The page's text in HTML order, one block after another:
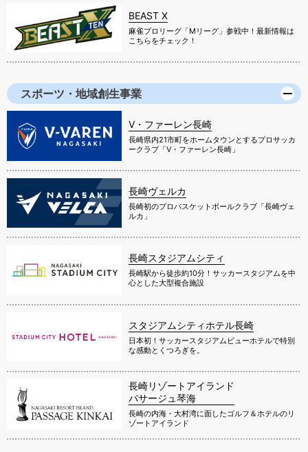
BEAST X
麻雀プロリーグ「Mリーグ」参戦中！最新情報は
こちらをチェック！
スポーツ・地域創生事業
V・ファーレン長崎
長崎県内21市町をホームタウンとするプロサッカ
ークラブ「V・ファーレン長崎」
長崎ヴェルカ
長崎初のプロバスケットボールクラブ「長崎ヴェ
ルカ」
長崎スタジアムシティ
長崎駅から徒歩約10分！サッカースタジアムを中
心とした大型複合施設
スタジアムシティホテル長崎
日本初！サッカースタジアムビューホテルで特別
な感動とくつろぎを。
長崎リゾートアイランド
パサージュ琴海
長崎の内海・大村湾に面したゴルフ＆ホテルのリ
ゾートアイランド